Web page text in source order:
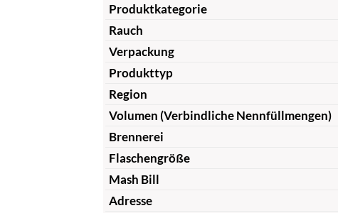
Produktkategorie
Rauch
Verpackung
Produkttyp
Region
Volumen (Verbindliche Nennfüllmengen)
Brennerei
Flaschengröße
Mash Bill
Adresse